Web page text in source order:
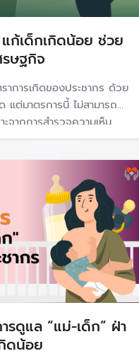
งสาธารณสุข ระบุว่า มิติที่
นที่ 2-3 ดูแลจนจบปริญญาต
คนช่วยเหลือหรือไม่?
ยวข้อง
ดโดยอาศัยเทคโนโลยีช่วย
กและเยาวชน ว่าด้วยการจ่
โยบายและยุทธศาสตร์กา
news/content/
news/public-health-
news/content/
program/
ก้เด็กเกิดน้อย ช่วย
รษฐกิจ
าการเกิดของประชากร ด้วย
แต่มาตรการนี้ ไม่สามารถ
จากการสำรวจความเห็น
จมีลูก สาเหตุสำคัญอยู่ที่
อดคล้องต่อการมีลูก
รดูแล “แม่-เด็ก” ฝ่า
ดน้อย